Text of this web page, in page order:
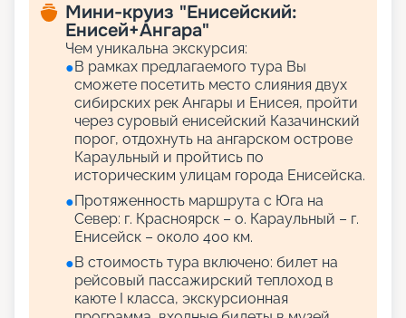
Мини-круиз "Енисейский:
Енисей+Ангара"
Чем уникальна экскурсия:
●В рамках предлагаемого тура Вы
сможете посетить место слияния двух
сибирских рек Ангары и Енисея, пройти
через суровый енисейский Казачинский
порог, отдохнуть на ангарском острове
Караульный и пройтись по
историческим улицам города Енисейска.
●Протяженность маршрута с Юга на
Север: г. Красноярск – о. Караульный – г.
Енисейск – около 400 км.
●В стоимость тура включено: билет на
рейсовый пассажирский теплоход в
каюте I класса, экскурсионная